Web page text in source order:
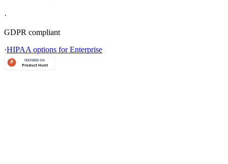
·
GDPR compliant
·HIPAA options for Enterprise